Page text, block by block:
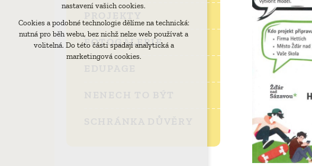
FOTOGALERIE
Přijmout všechny cookies
Odmítnout vše
nastavení vašich cookies.
Cookies a podobné technologie dělíme na technická:
nutná pro běh webu, bez nichž nelze web používat a
volitelná. Do této části spadají analytická a
marketingová cookies.